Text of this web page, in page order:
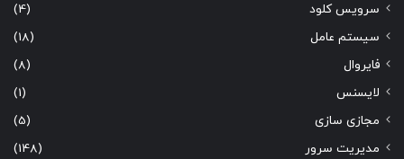
سرویس کلود
(4)
سیستم عامل
(18)
فایروال
(8)
لایسنس
(1)
مجازی سازی
(5)
مدیریت سرور
(148)